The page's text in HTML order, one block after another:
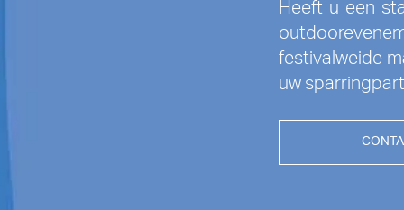
Heeft u een
festivalweide
uw